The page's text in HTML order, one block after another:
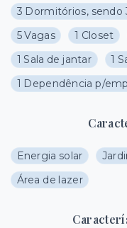
3 Dormitórios, sendo
5 Vagas
1 Closet
1 Sala de jantar
1
1 Dependência p/
Energia solar
Área de lazer